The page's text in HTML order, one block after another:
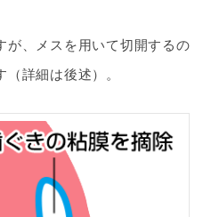
が、メスを用いて切開するの
詳細は後述）。